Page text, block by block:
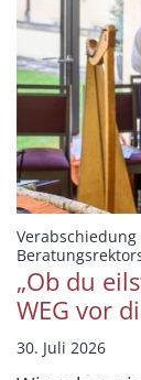
„Ob du
WEG vor
30. Juli 2026